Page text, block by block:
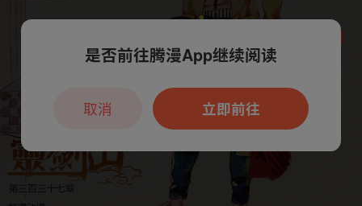
本章节仅支持App阅读，可打开App新用
户7天免费看
是否前往腾漫App继续阅读
立即前往
取消